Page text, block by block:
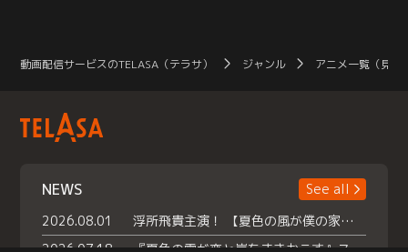
動画配信サービスのTELASA（テラサ） ジャンル アニメ一覧（見放
NEWS
See all
2026.08.01
浮所飛貴主演！ 【夏色の風が僕の家にやってきた】 本日よりテラサで独占配信スタート！